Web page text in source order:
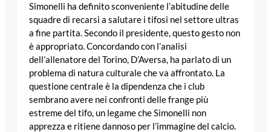
Simonelli ha definito sconveniente l’abitudine delle
squadre di recarsi a salutare i tifosi nel settore ultras
a fine partita. Secondo il presidente, questo gesto non
è appropriato. Concordando con l’analisi
dell’allenatore del Torino, D’Aversa, ha parlato di un
problema di natura culturale che va affrontato. La
questione centrale è la dipendenza che i club
sembrano avere nei confronti delle frange più
estreme del tifo, un legame che Simonelli non
apprezza e ritiene dannoso per l’immagine del calcio.